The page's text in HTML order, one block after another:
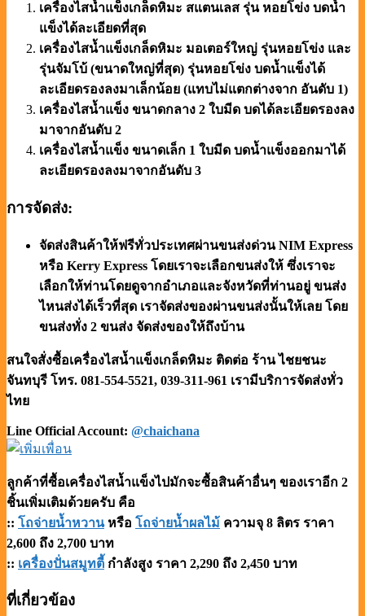
เครื่องไสน้ำแข็งเกล็ดหิมะ สแตนเลส รุ่น หอยโข่ง บดน้ำ
แข็งได้ละเอียดที่สุด
เครื่องไสน้ำแข็งเกล็ดหิมะ มอเตอร์ใหญ่ รุ่นหอยโข่ง และ
รุ่นจัมโบ้ (ขนาดใหญ่ที่สุด) รุ่นหอยโข่ง บดน้ำแข็งได้
ละเอียดรองลงมาเล็กน้อย (แทบไม่แตกต่างจาก อันดับ 1)
เครื่องไสน้ำแข็ง ขนาดกลาง 2 ใบมีด บดได้ละเอียดรองลง
มาจากอันดับ 2
เครื่องไสน้ำแข็ง ขนาดเล็ก 1 ใบมีด บดน้ำแข็งออกมาได้
ละเอียดรองลงมาจากอันดับ 3
การจัดส่ง:
จัดส่งสินค้าให้ฟรีทั่วประเทศผ่านขนส่งด่วน NIM Express
หรือ Kerry Express โดยเราจะเลือกขนส่งให้ ซึ่งเราจะ
เลือกให้ท่านโดยดูจากอำเภอและจังหวัดที่ท่านอยู่ ขนส่ง
ไหนส่งได้เร็วที่สุด เราจัดส่งของผ่านขนส่งนั้นให้เลย โดย
ขนส่งทั่ง 2 ขนส่ง จัดส่งของให้ถึงบ้าน
สนใจสั่งซื้อเครื่องไสน้ำแข็งเกล็ดหิมะ ติดต่อ ร้าน ไชยชนะ
จันทบุรี โทร. 081-554-5521, 039-311-961 เรามีบริการจัดส่งทั่ว
ไทย
Line Official Account: @chaichana
ลูกค้าที่ซื้อเครื่องไสน้ำแข็งไปมักจะซื้อสินค้าอื่นๆ ของเราอีก 2
ชิ้นเพิ่มเติมด้วยครับ คือ
:: โถจ่ายน้ำหวานหรือ โถจ่ายน้ำผลไม้ ความจุ 8 ลิตร ราคา
2,600 ถึง 2,700 บาท
:: เครื่องปั่นสมูทตี้ กำลังสูง ราคา 2,290 ถึง 2,450 บาท
ที่เกี่ยวข้อง